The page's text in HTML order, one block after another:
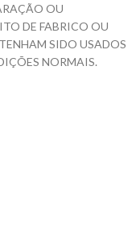
OU
DE FABRICO OU
SIDO USADOS
NORMAIS.